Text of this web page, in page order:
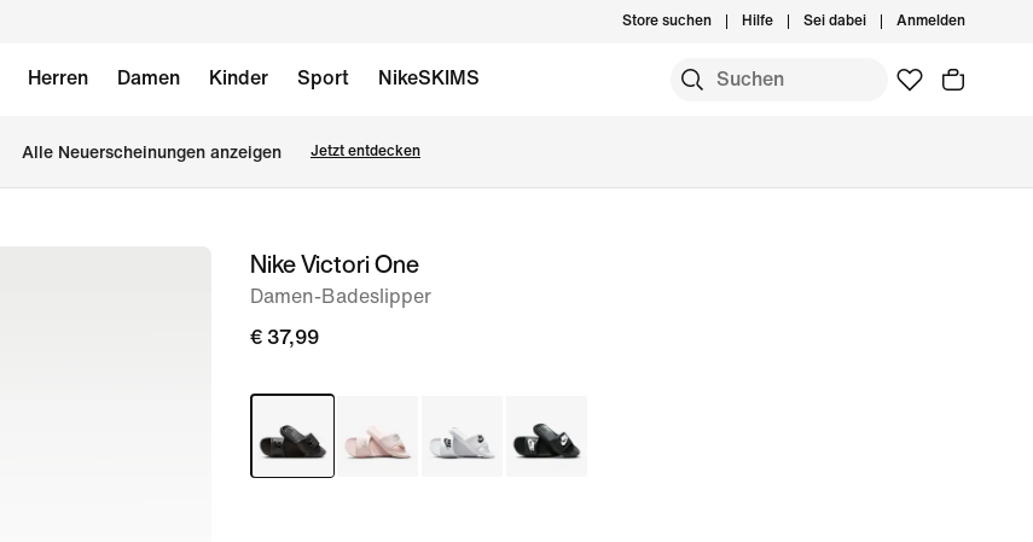
Store suchen Hilfe Sei dabei Anmelden
Herren Damen Kinder Sport NikeSKIMS
Alle Neuerscheinungen anzeigen Jetzt entdecken
Bild 1Nike Victori One
Damen-Badeslipper
€ 37,99